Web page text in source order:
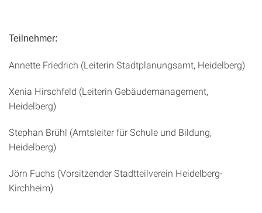
Teilnehmer:
Annette Friedrich (Leiterin Stadtplanungsamt, Heidelberg)
Xenia Hirschfeld (Leiterin Gebäudemanagement,
Heidelberg)
Stephan Brühl (Amtsleiter für Schule und Bildung,
Heidelberg)
Jörn Fuchs (Vorsitzender Stadtteilverein Heidelberg-
Kirchheim)